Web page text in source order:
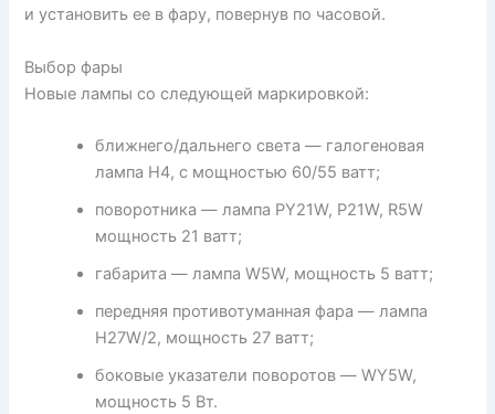
и установить ее в фару, повернув по часовой.
Выбор фары
Новые лампы со следующей маркировкой:
ближнего/дальнего света — галогеновая
лампа H4, с мощностью 60/55 ватт;
поворотника — лампа PY21W, P21W, R5W
мощность 21 ватт;
габарита — лампа W5W, мощность 5 ватт;
передняя противотуманная фара — лампа
H27W/2, мощность 27 ватт;
боковые указатели поворотов — WY5W,
мощность 5 Вт.